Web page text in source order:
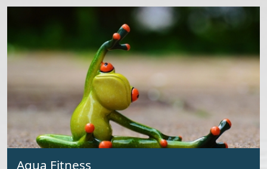
Aqua Fitness